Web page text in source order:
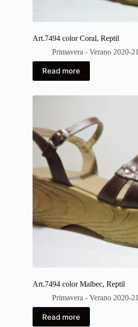
Art.7494 color Coral, Reptil
Primavera - Verano 2020-21
Read more
Art.7494 color Malbec, Reptil
Primavera - Verano 2020-21
Read more